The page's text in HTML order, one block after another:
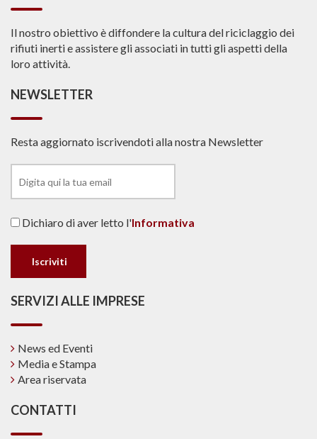
Il nostro obiettivo è diffondere la cultura del riciclaggio dei
rifiuti inerti e assistere gli associati in tutti gli aspetti della
loro attività.
NEWSLETTER
Resta aggiornato iscrivendoti alla nostra Newsletter
Dichiaro di aver letto l'Informativa
SERVIZI ALLE IMPRESE
News ed Eventi
Media e Stampa
Area riservata
CONTATTI